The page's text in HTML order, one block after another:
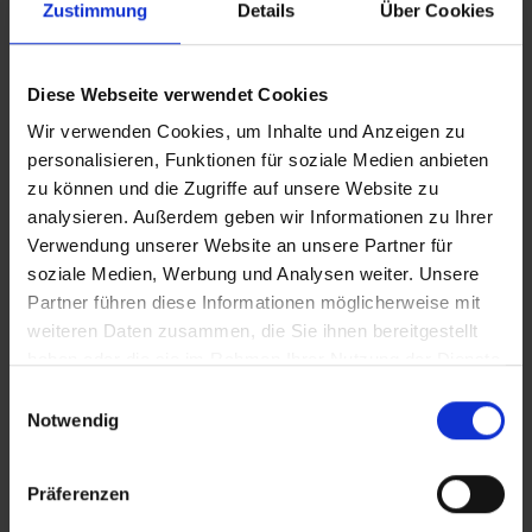
Zustimmung Details Über Cookies
Diese Webseite verwendet Cookies
Wir verwenden Cookies, um Inhalte und Anzeigen zu
personalisieren, Funktionen für soziale Medien anbieten
zu können und die Zugriffe auf unsere Website zu
analysieren. Außerdem geben wir Informationen zu Ihrer
Verwendung unserer Website an unsere Partner für
soziale Medien, Werbung und Analysen weiter. Unsere
Partner führen diese Informationen möglicherweise mit
weiteren Daten zusammen, die Sie ihnen bereitgestellt
Notwendig
Präferenzen
Nachzahlungsforderungen stellt oder die Buchung nicht
akzeptiert. Bitte beachten Sie, dass die vtours
möglich, dass in Einzelfällen nicht alle Veranstalter
Unterschiede in den beschriebenen Leistungen gibt. Aug.
2023
Wichtige Hinweise
Das Bereitstellen von Babybetten ist auf
Bei dieser Buchung ist kein Transfer inkludiert.
Wir empfehlen die Buchung eines Mietwagens.
Bitte beachten Sie, dass ab 01. Juli 2016 eine